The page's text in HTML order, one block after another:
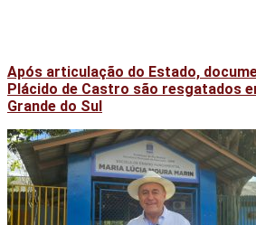
Após articulação do Estado,
Plácido de Castro são resgatados
Grande do Sul